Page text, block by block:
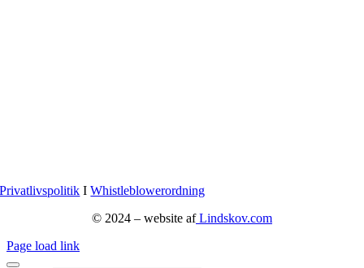
Privatlivspolitik IWhistleblowerordning
© 2024 – website afLindskov.com
Page load link